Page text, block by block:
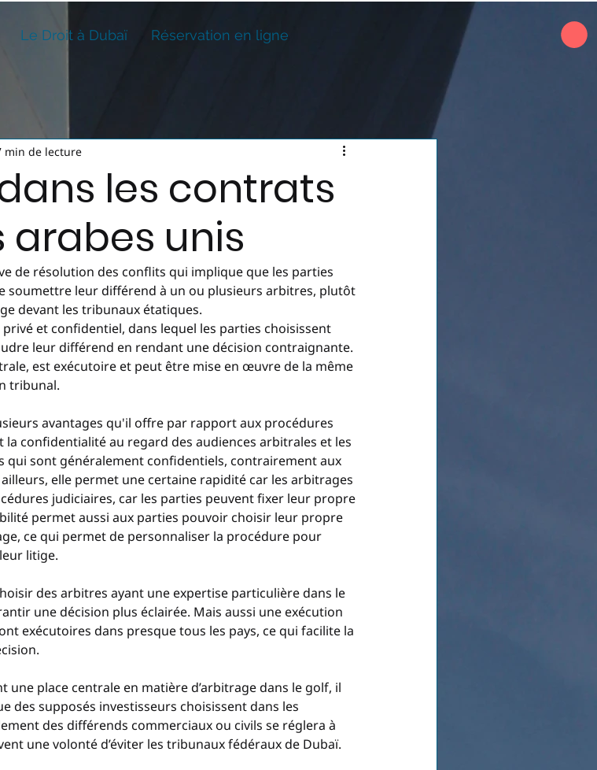
Le Droit à Dubaï Réservation en ligne
les contrats
arabes unis
min de lecture
de résolution des conflits qui implique que les parties
soumettre leur différend à un ou plusieurs arbitres, plutôt
devant les tribunaux étatiques.
et confidentiel, dans lequel les parties choisissent
leur différend en rendant une décision contraignante.
est exécutoire et peut être mise en œuvre de la même
tribunal.
avantages qu'il offre par rapport aux procédures
confidentialité au regard des audiences arbitrales et les
qui sont généralement confidentiels, contrairement aux
elle permet une certaine rapidité car les arbitrages
judiciaires, car les parties peuvent fixer leur propre
permet aussi aux parties pouvoir choisir leur propre
ce qui permet de personnaliser la procédure pour
litige.
des arbitres ayant une expertise particulière dans le
une décision plus éclairée. Mais aussi une exécution
exécutoires dans presque tous les pays, ce qui facilite la
une place centrale en matière d’arbitrage dans le golf, il
des supposés investisseurs choisissent dans les
des différends commerciaux ou civils se réglera à
une volonté d’éviter les tribunaux fédéraux de Dubaï.